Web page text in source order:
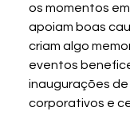
os momentos
apoiam boas
criam algo
eventos
inaugurações
corporativos e